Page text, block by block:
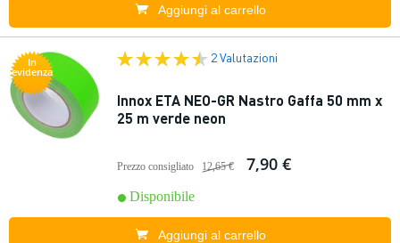
Aggiungi al carrello
In
evidenza
2 Valutazioni
Innox ETA NEO-GR Nastro Gaffa 50 mm x
25 m verde neon
Prezzo consigliato 12,65 € 7,90 €
Disponibile
Aggiungi al carrello